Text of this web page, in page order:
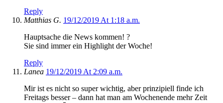
Reply
Matthias G. 19/12/2019 At 1:18 a.m.
Hauptsache die News kommen! ?
Sie sind immer ein Highlight der Woche!
Reply
Lanea 19/12/2019 At 2:09 a.m.
Mir ist es nicht so super wichtig, aber prinzipiell finde ich
Freitags besser – dann hat man am Wochenende mehr Zeit